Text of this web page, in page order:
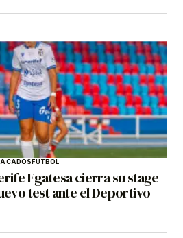
FÚTBOL
Egatesa cierra su stage
test ante el Deportivo